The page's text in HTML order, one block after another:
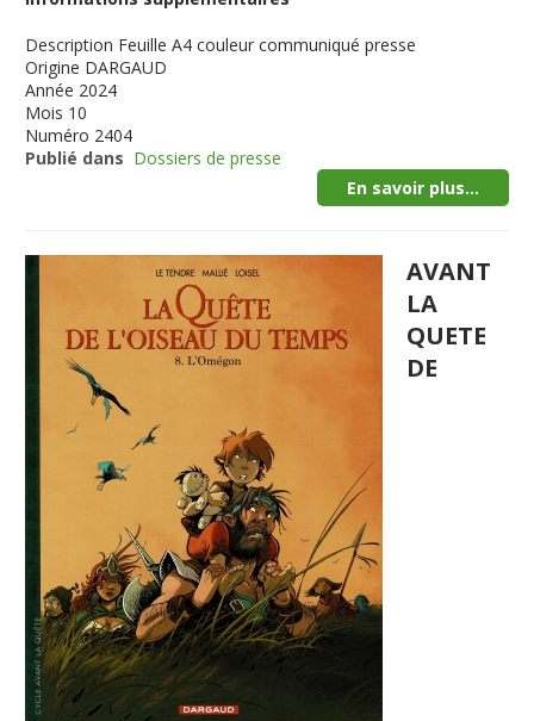
Description Feuille A4 couleur communiqué presse
Origine DARGAUD
Année 2024
Mois 10
Numéro 2404
Publié dans Dossiers de presse
En savoir plus...
AVANT
LA
QUETE
DE